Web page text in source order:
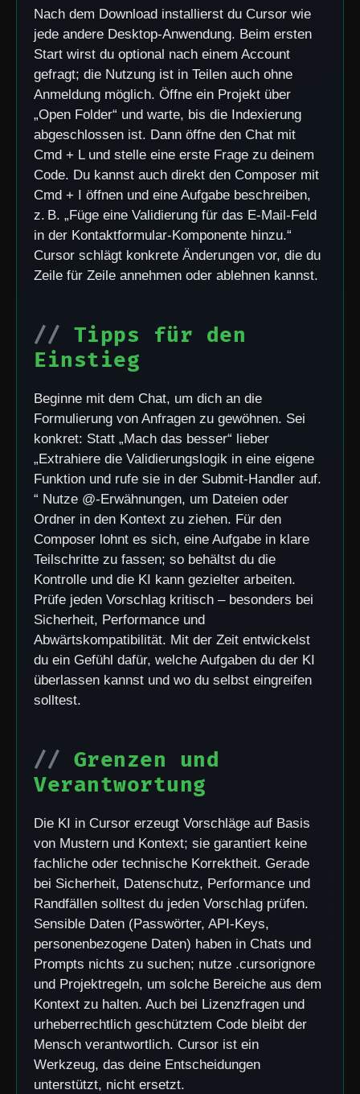
Nach dem Download installierst du Cursor wie
jede andere Desktop-Anwendung. Beim ersten
Start wirst du optional nach einem Account
gefragt; die Nutzung ist in Teilen auch ohne
Anmeldung möglich. Öffne ein Projekt über
„Open Folder“ und warte, bis die Indexierung
abgeschlossen ist. Dann öffne den Chat mit
Cmd + L und stelle eine erste Frage zu deinem
Code. Du kannst auch direkt den Composer mit
Cmd + I öffnen und eine Aufgabe beschreiben,
z. B. „Füge eine Validierung für das E-Mail-Feld
in der Kontaktformular-Komponente hinzu.“
Cursor schlägt konkrete Änderungen vor, die du
Zeile für Zeile annehmen oder ablehnen kannst.
Tipps für den
Einstieg
Beginne mit dem Chat, um dich an die
Formulierung von Anfragen zu gewöhnen. Sei
konkret: Statt „Mach das besser“ lieber
„Extrahiere die Validierungslogik in eine eigene
Funktion und rufe sie in der Submit-Handler auf.
“ Nutze @-Erwähnungen, um Dateien oder
Ordner in den Kontext zu ziehen. Für den
Composer lohnt es sich, eine Aufgabe in klare
Teilschritte zu fassen; so behältst du die
Kontrolle und die KI kann gezielter arbeiten.
Prüfe jeden Vorschlag kritisch – besonders bei
Sicherheit, Performance und
Abwärtskompatibilität. Mit der Zeit entwickelst
du ein Gefühl dafür, welche Aufgaben du der KI
überlassen kannst und wo du selbst eingreifen
solltest.
Grenzen und
Verantwortung
Die KI in Cursor erzeugt Vorschläge auf Basis
von Mustern und Kontext; sie garantiert keine
fachliche oder technische Korrektheit. Gerade
bei Sicherheit, Datenschutz, Performance und
Randfällen solltest du jeden Vorschlag prüfen.
Sensible Daten (Passwörter, API-Keys,
personenbezogene Daten) haben in Chats und
Prompts nichts zu suchen; nutze .cursorignore
und Projektregeln, um solche Bereiche aus dem
Kontext zu halten. Auch bei Lizenzfragen und
urheberrechtlich geschütztem Code bleibt der
Mensch verantwortlich. Cursor ist ein
Werkzeug, das deine Entscheidungen
unterstützt, nicht ersetzt.